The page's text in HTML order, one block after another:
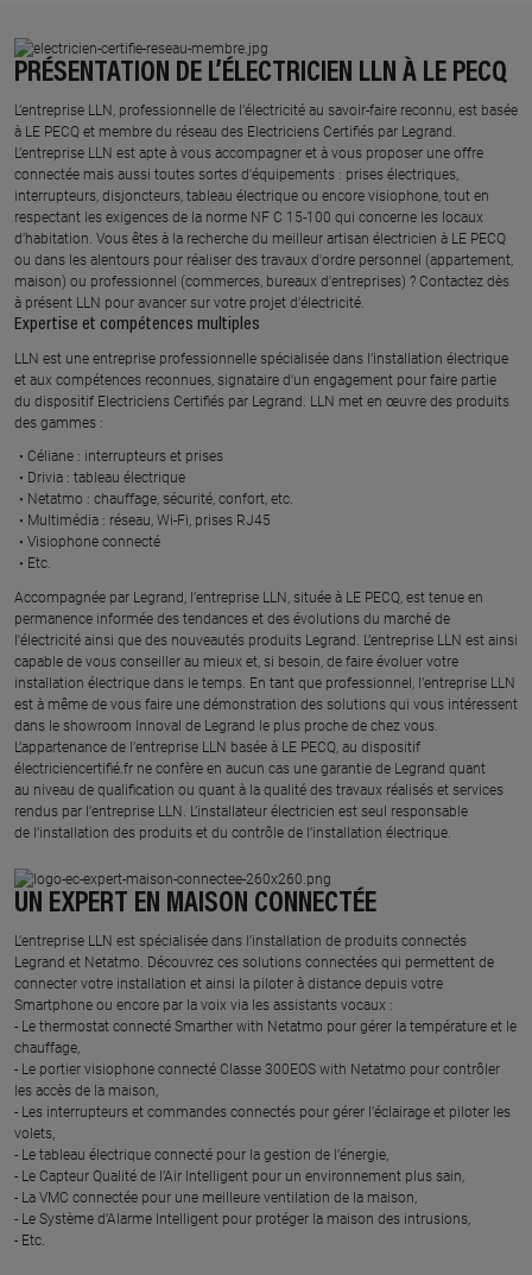
PRÉSENTATION DE L’ÉLECTRICIEN LLN À LE PECQ
L’entreprise LLN, professionnelle de l’électricité au savoir-faire reconnu, est basée
à LE PECQ et membre du réseau des Electriciens Certifiés par Legrand.​
L’entreprise LLN est apte à vous accompagner et à vous proposer une offre
connectée mais aussi toutes sortes d'équipements : prises électriques,
interrupteurs, disjoncteurs, tableau électrique ou encore visiophone, tout en
respectant les exigences de la norme NF C 15-100 qui concerne les locaux
d’habitation. Vous êtes à la recherche du meilleur artisan électricien à LE PECQ
ou dans les alentours pour réaliser des travaux d'ordre personnel (appartement,
maison) ou professionnel (commerces, bureaux d'entreprises) ? Contactez dès
à présent LLN pour avancer sur votre projet d’électricité.
Expertise et compétences multiples​
​LLN est une entreprise professionnelle spécialisée dans l’installation électrique
et aux compétences reconnues, ​signataire d'un engagement pour faire partie
du dispositif Electriciens Certifiés par Legrand​. LLN met en œuvre des produits
des gammes : ​
Céliane : interrupteurs et prises ​
Drivia : tableau électrique ​
Netatmo : chauffage, sécurité, confort, etc.​
Multimédia : réseau, Wi-Fi, prises RJ45​
Visiophone connecté​
Etc.​
​Accompagnée par Legrand, l’entreprise LLN, située à LE PECQ, est tenue en
permanence informée des tendances et des évolutions du marché de
l'électricité ainsi que des nouveautés produits Legrand. L’entreprise LLN est ainsi
capable de vous conseiller au mieux et, si besoin, de faire évoluer votre
installation électrique dans le temps. En tant que professionnel, l’entreprise LLN
est à même de vous faire une démonstration des solutions qui vous intéressent
dans le showroom Innoval de Legrand le plus proche de chez vous.​
L’appartenance de l’entreprise LLN basée à LE PECQ, au dispositif
électriciencertifié.fr ne confère en aucun cas une garantie de Legrand quant
au niveau de qualification ou quant à la qualité des travaux réalisés et services
rendus par l’entreprise LLN. L’installateur électricien est seul responsable
de l’installation des produits et du contrôle de l’installation électrique.
UN EXPERT EN MAISON CONNECTÉE
L’entreprise LLN est spécialisée dans l’installation de produits connectés
Legrand et Netatmo. Découvrez ces solutions connectées qui permettent de
connecter votre installation et ainsi la piloter à distance depuis votre
Smartphone ou encore par la voix via les assistants vocaux :
- Le thermostat connecté Smarther with Netatmo pour gérer la température et le
chauffage,
- Le portier visiophone connecté Classe 300EOS with Netatmo pour contrôler
les accès de la maison,
- Les interrupteurs et commandes connectés pour gérer l’éclairage et piloter les
volets,
- Le tableau électrique connecté pour la gestion de l’énergie,
- Le Capteur Qualité de l’Air Intelligent pour un environnement plus sain,
- La VMC connectée pour une meilleure ventilation de la maison,
- Le Système d’Alarme Intelligent pour protéger la maison des intrusions,
- Etc.